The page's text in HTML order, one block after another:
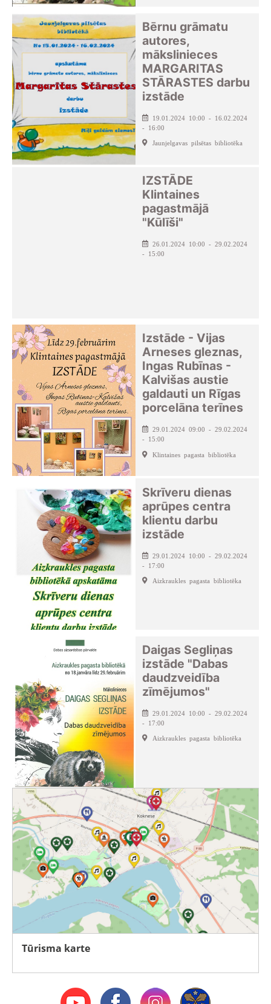
Bērnu grāmatu
autores,
mākslinieces
MARGARITAS
STĀRASTES darbu
izstāde
19.01.2024 10:00 - 16.02.2024
- 16:00
Jaunjelgavas pilsētas bibliotēka
IZSTĀDE
Klintaines
pagastmājā
"Kūlīši"
26.01.2024 10:00 - 29.02.2024
- 15:00
Izstāde - Vijas
Arneses gleznas,
Ingas Rubīnas -
Kalvišas austie
galdauti un Rīgas
porcelāna terīnes
29.01.2024 09:00 - 29.02.2024
- 15:00
Klintaines pagasta bibliotēka
Skrīveru dienas
aprūpes centra
klientu darbu
izstāde
29.01.2024 10:00 - 29.02.2024
- 17:00
Aizkraukles pagasta bibliotēka
Daigas Segliņas
izstāde "Dabas
daudzveidība
zīmējumos"
29.01.2024 10:00 - 29.02.2024
- 17:00
Aizkraukles pagasta bibliotēka
Tūrisma karte